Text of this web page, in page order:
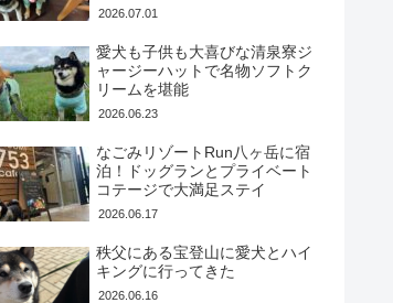
2022.12.26
【愛犬の床】施工後３年が
経った床を徹底レビュー！
経年劣化具合はどう？
100 views
2023.09.22
島忠ホームズ草加舎人店は
ペット同伴OK！豆柴の大豆
とショッピング
94 views
2020.04.17
【豊洲・BBQ】愛犬と行け
る！THE BBQ BEACH
TOYOSUに行ってきました
2020.04.17
【鋸山ロープウェイはペッ
トOK】地獄をのぞきに鋸山
へ愛犬と登山へ
4141 views
2022.07.06
【豊洲・BBQ】愛犬と行け
る！THE BBQ BEACH
TOYOSUに行ってきました
3005 views
2020.08.05
幕張のアパホテルに宿泊！
実はペットと泊まれてお部
屋の目の前にはドッグラン
2026.06.16
【愛犬の床】新居に引越
し！愛犬のためにフローリ
ングを大改造
1 view
2020.09.18
2026.07.01
愛犬も子供も大喜びな清泉寮ジ
ャージーハットで名物ソフトク
リームを堪能
2026.06.23
なごみリゾートRun八ヶ岳に宿
泊！ドッグランとプライベート
コテージで大満足ステイ
2026.06.17
秩父にある宝登山に愛犬とハイ
キングに行ってきた
2026.06.16